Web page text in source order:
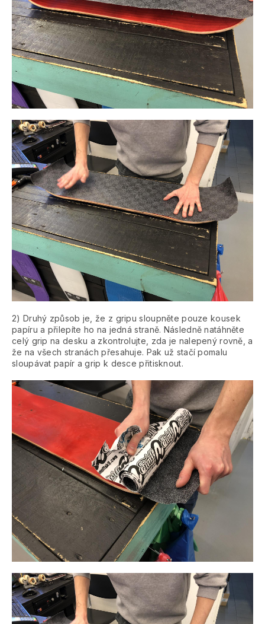
2) Druhý způsob je, že z gripu sloupněte pouze kousek
papíru a přilepíte ho na jedná straně. Následně natáhněte
celý grip na desku a zkontrolujte, zda je nalepený rovně, a
že na všech stranách přesahuje. Pak už stačí pomalu
sloupávat papír a grip k desce přitisknout.